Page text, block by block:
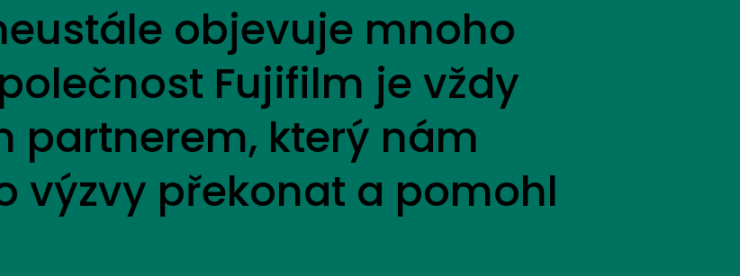
objevuje mnoho
Fujifilm je vždy
partnerem, který nám
výzvy překonat a pomohl